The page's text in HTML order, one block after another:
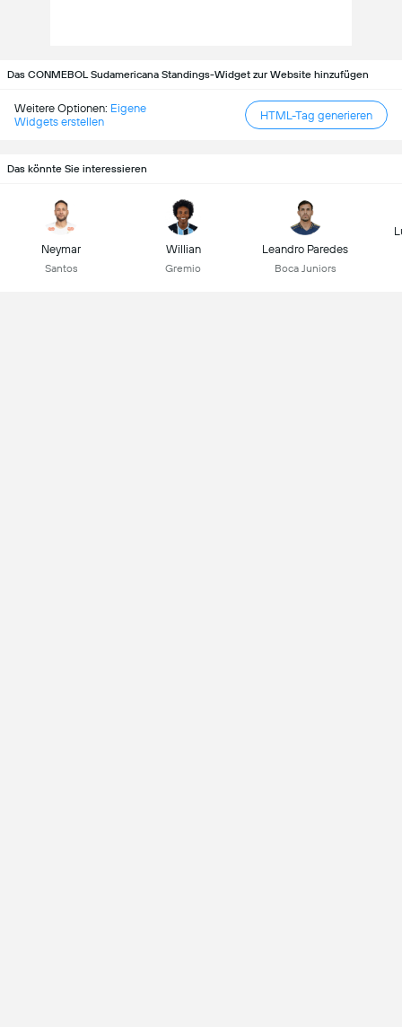
Das CONMEBOL Sudamericana Standings-Widget zur Website hinzufügen
Weitere Optionen: Eigene
Widgets erstellen
HTML-Tag generieren
Das könnte Sie interessieren
Neymar
Santos
Willian
Gremio
Leandro Paredes
Boca Juniors